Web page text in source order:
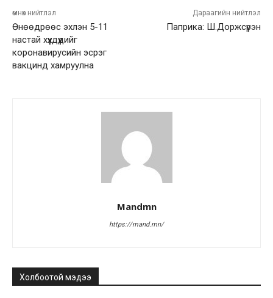
өмнөх нийтлэл
Өнөөдрөөс эхлэн 5-11
настай хүүхдүүдийг
коронавирусийн эсрэг
вакцинд хамруулна
Дараагийн нийтлэл
Паприка: Ш.Доржсүрэн
Mandmn
https://mand.mn/
Холбоотой мэдээ